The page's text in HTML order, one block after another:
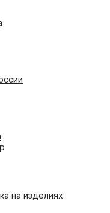
на изделиях